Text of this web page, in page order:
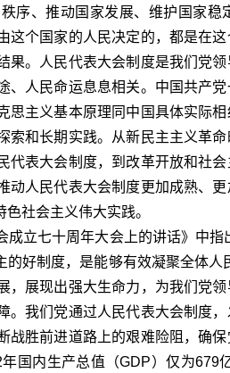
、推动国家发展、维护国家稳
这个国家的人民决定的，都是在
果。人民代表大会制度是我们党
、人民命运息息相关。中国共产
思主义基本原理同中国具体实际
索和长期实践。从新民主主义革
代表大会制度，到改革开放和社
动人民代表大会制度更加成熟、
社会主义伟大实践。
七十周年大会上的讲话》中指
好制度，是能够有效凝聚全体
，展现出强大生命力，为我们党
。我们党通过人民代表大会制度
胜前进道路上的艰难险阻，确
国内生产总值（GDP）仅为679